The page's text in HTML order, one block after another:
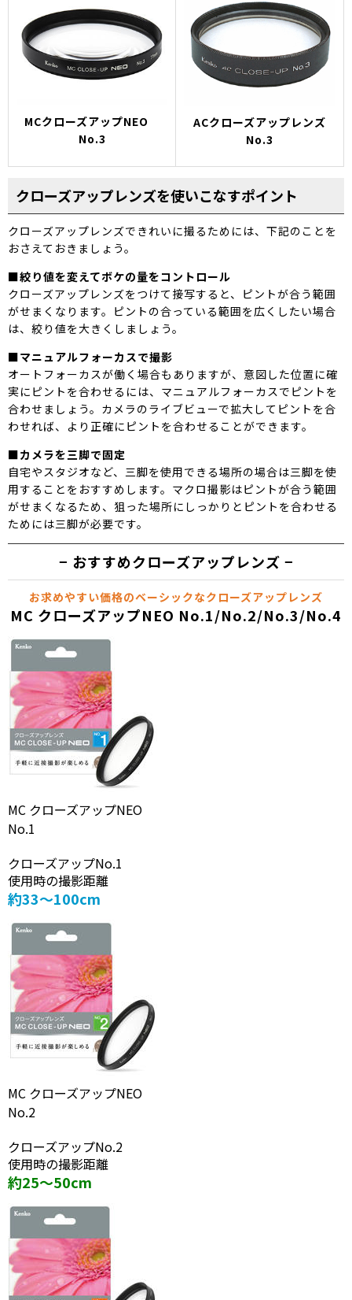
MCクローズアップNEO
No.3
ACクローズアップレンズ
No.3
クローズアップレンズを使いこなすポイント
クローズアップレンズできれいに撮るためには、下記のことを
おさえておきましょう。
■絞り値を変えてボケの量をコントロール
クローズアップレンズをつけて接写すると、ピントが合う範囲
がせまくなります。ピントの合っている範囲を広くしたい場合
は、絞り値を大きくしましょう。
■マニュアルフォーカスで撮影
オートフォーカスが働く場合もありますが、意図した位置に確
実にピントを合わせるには、マニュアルフォーカスでピントを
合わせましょう。カメラのライブビューで拡大してピントを合
わせれば、より正確にピントを合わせることができます。
■カメラを三脚で固定
自宅やスタジオなど、三脚を使用できる場所の場合は三脚を使
用することをおすすめします。マクロ撮影はピントが合う範囲
がせまくなるため、狙った場所にしっかりとピントを合わせる
ためには三脚が必要です。
おすすめクローズアップレンズ
お求めやすい価格のベーシックなクローズアップレンズ
MC クローズアップNEO No.1/No.2/No.3/No.4
MC クローズアップNEO
No.1
クローズアップNo.1
使用時の撮影距離
約33～100cm
MC クローズアップNEO
No.2
クローズアップNo.2
使用時の撮影距離
約25～50cm